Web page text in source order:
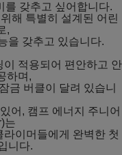
를 갖추고 싶어합니다.
해 특별히 설계된 어린
,
을 갖추고 있습니다.
적용되어 편안하고 안
하며,
금 버클이 달려 있습니
어, 캠프 에너지 주니어
는
이머들에게 완벽한 첫
니다.